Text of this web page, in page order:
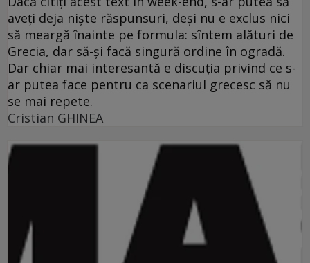
aveţi deja nişte răspunsuri, deşi nu e exclus nici
să meargă înainte pe formula: sîntem alături de
Grecia, dar să-şi facă singură ordine în ogradă.
Dar chiar mai interesantă e discuţia privind ce s-
ar putea face pentru ca scenariul grecesc să nu
se mai repete.
Cristian GHINEA